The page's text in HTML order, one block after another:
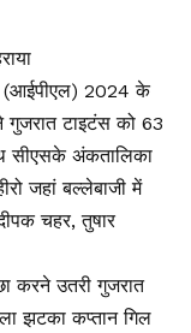
(आईपीएल) 2024 के
टाइटंस को 63
सीएसके अंकतालिका
जहां बल्लेबाजी में
चहर, तुषार
करने उतरी गुजरात
झटका कप्तान गिल